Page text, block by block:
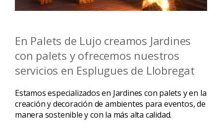
En Palets de Lujo creamos Jardines
con palets y ofrecemos nuestros
servicios en Esplugues de Llobregat
Estamos especializados en Jardines con palets y en la
creación y decoración de ambientes para eventos, de
manera sostenible y con la más alta calidad.